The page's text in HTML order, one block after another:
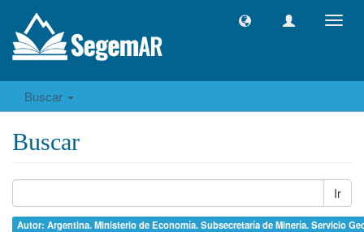
Buscar
Buscar
Ir
Autor: Argentina. Ministerio de Economía. Subsecretaría de Minería. Servicio